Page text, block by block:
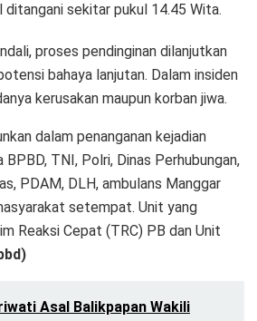
ditangani sekitar pukul 14.45 Wita.
proses pendinginan dilanjutkan
bahaya lanjutan. Dalam insiden
kerusakan maupun korban jiwa.
dalam penanganan kejadian
TNI, Polri, Dinas Perhubungan,
PDAM, DLH, ambulans Manggar
setempat. Unit yang
Reaksi Cepat (TRC) PB dan Unit
Asal Balikpapan Wakili